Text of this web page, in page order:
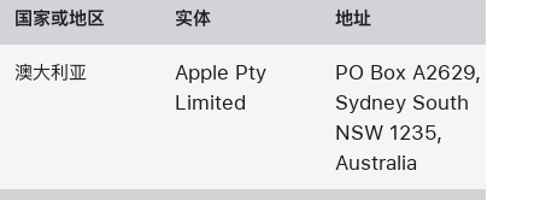
国家或地区 实体 地址
澳大利亚
Apple Pty
Limited
PO Box A2629,
Sydney South
NSW 1235,
Australia